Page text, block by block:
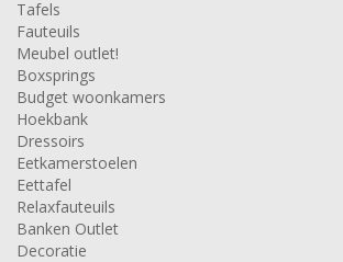
Tafels
Fauteuils
Meubel outlet!
Boxsprings
Budget woonkamers
Hoekbank
Dressoirs
Eetkamerstoelen
Eettafel
Relaxfauteuils
Banken Outlet
Decoratie